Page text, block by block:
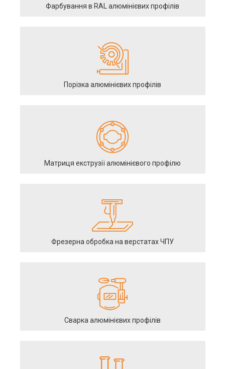
Фарбування в RAL алюмінієвих профілів
Порізка алюмінієвих профілів
Матриця екструзії алюмінієвого профілю
Фрезерна обробка на верстатах ЧПУ
Сварка алюмінієвих профілів